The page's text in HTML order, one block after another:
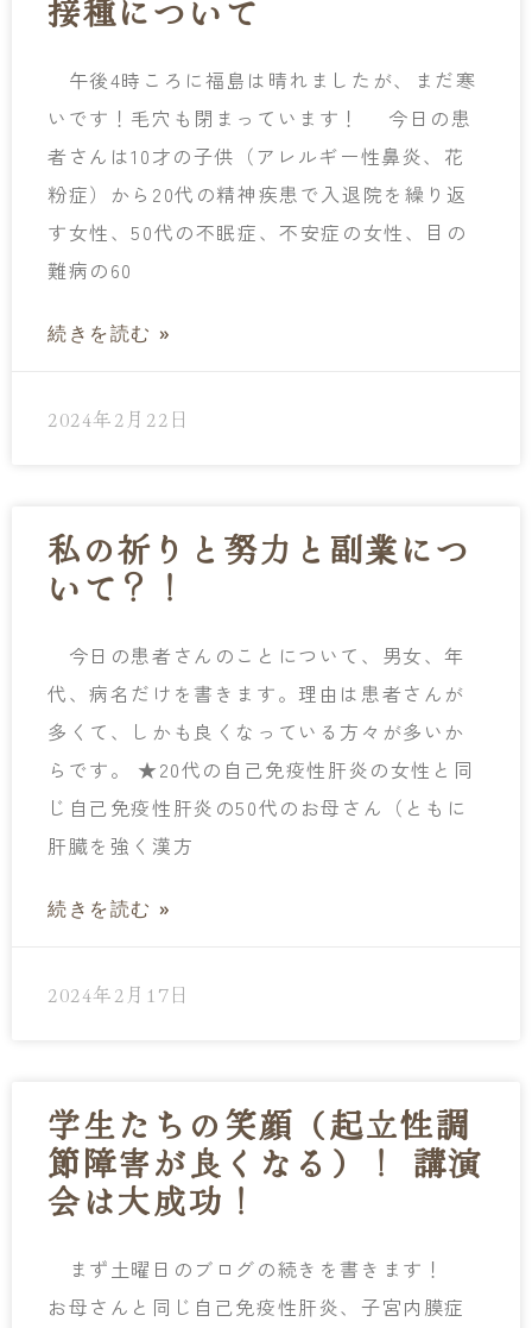
接種について
午後4時ころに福島は晴れましたが、まだ寒
いです！毛穴も閉まっています！ 今日の患
者さんは10才の子供（アレルギー性鼻炎、花
粉症）から20代の精神疾患で入退院を繰り返
す女性、50代の不眠症、不安症の女性、目の
難病の60
続きを読む »
2024年2月22日
私の祈りと努力と副業につ
いて？！
今日の患者さんのことについて、男女、年
代、病名だけを書きます。理由は患者さんが
多くて、しかも良くなっている方々が多いか
らです。 ★20代の自己免疫性肝炎の女性と同
じ自己免疫性肝炎の50代のお母さん（ともに
肝臓を強く漢方
続きを読む »
2024年2月17日
学生たちの笑顔（起立性調
節障害が良くなる）！ 講演
会は大成功！
まず土曜日のブログの続きを書きます！
お母さんと同じ自己免疫性肝炎、子宮内膜症